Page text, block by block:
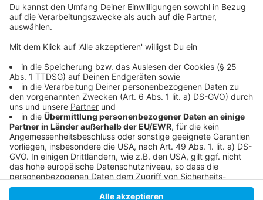
Aktuelle Meldungen und Störungen im regionalen
BAHN-Verkehr:
Störungskarte von Zuginfo.NRW:
Anzeige
Anzeige